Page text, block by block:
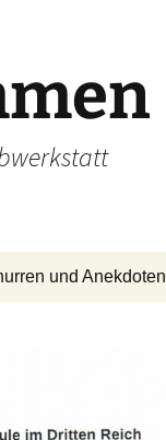
und Anekdoten